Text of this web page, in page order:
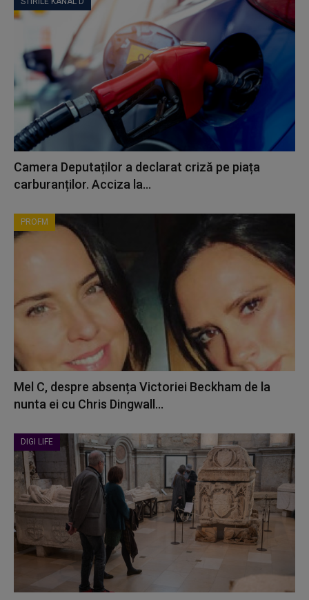
Camera Deputaților a declarat criză pe piața
carburanților. Acciza la...
PROFM
Mel C, despre absența Victoriei Beckham de la
nunta ei cu Chris Dingwall...
DIGI LIFE